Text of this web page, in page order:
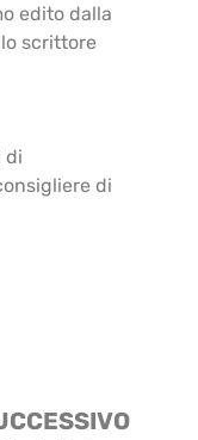
edito dalla
scrittore
di
di